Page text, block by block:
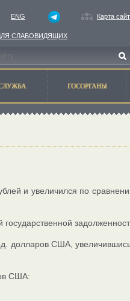
ENG Карта
СЛАБОВИДЯЩИХ
ГОСОРГАНЫ
и увеличился по
долларов США,
США: